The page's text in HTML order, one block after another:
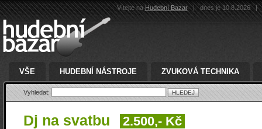
Vítejte naHudební Bazar | dnes je 10.8.2026 |
VŠE HUDEBNÍ NÁSTROJE ZVUKOVÁ TECHNIKA
Vyhledat:
Dj na svatbu 2.500,- Kč